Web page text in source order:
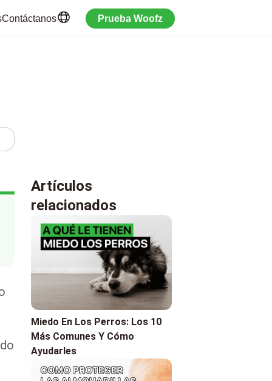
Contáctanos Prueba Woofz
Artículos
relacionados
Miedo En Los Perros: Los 10
Más Comunes Y Cómo
Ayudarles